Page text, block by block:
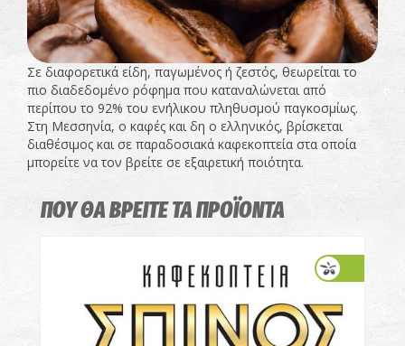
Σε διαφορετικά είδη, παγωμένος ή ζεστός, θεωρείται το
πιο διαδεδομένο ρόφημα που καταναλώνεται από
περίπου το 92% του ενήλικου πληθυσμού παγκοσμίως.
Στη Μεσσηνία, ο καφές και δη ο ελληνικός, βρίσκεται
διαθέσιμος και σε παραδοσιακά καφεκοπτεία στα οποία
μπορείτε να τον βρείτε σε εξαιρετική ποιότητα.
ΠΟΥ ΘΑ ΒΡΕΙΤΕ ΤΑ ΠΡΟΪΟΝΤΑ